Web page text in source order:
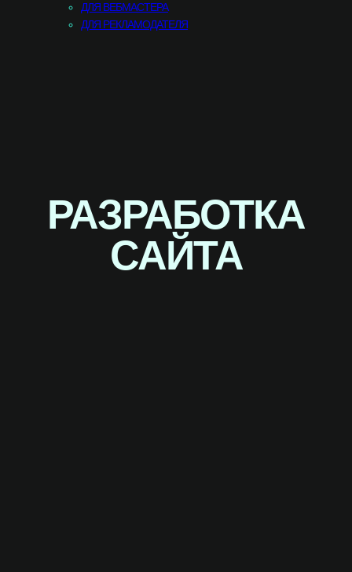
ДЛЯ ВЕБМАСТЕРА
ДЛЯ РЕКЛАМОДАТЕЛЯ
РАЗРАБОТКА
САЙТА